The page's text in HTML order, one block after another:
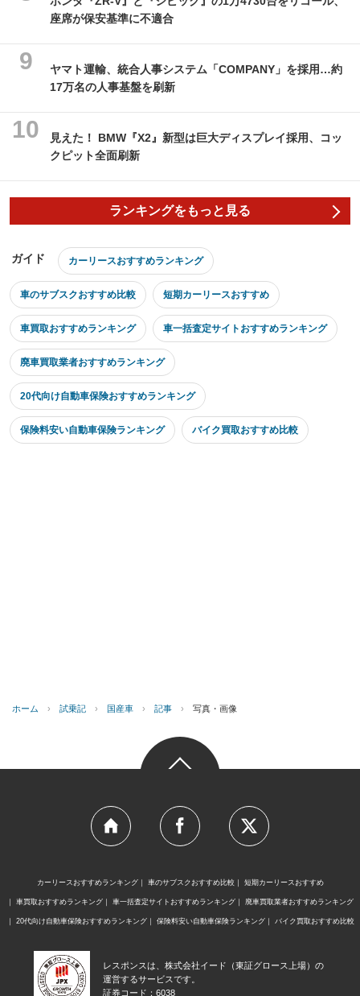
座席が保安基準に不適合
ヤマト運輸、統合人事システム「COMPANY」を採用…約
17万名の人事基盤を刷新
見えた！ BMW『X2』新型は巨大ディスプレイ採用、コッ
クピット全面刷新
ランキングをもっと見る
ガイド カーリースおすすめランキング
車のサブスクおすすめ比較 短期カーリースおすすめ
車買取おすすめランキング 車一括査定サイトおすすめランキング
廃車買取業者おすすめランキング
20代向け自動車保険おすすめランキング
保険料安い自動車保険ランキング バイク買取おすすめ比較
ホーム › 試乗記 › 国産車 › 記事 › 写真・画像
カーリースおすすめランキング 車のサブスクおすすめ比較 短期カーリースおすすめ
車買取おすすめランキング 車一括査定サイトおすすめランキング 廃車買取業者おすすめランキング
20代向け自動車保険おすすめランキング 保険料安い自動車保険ランキング バイク買取おすすめ比較
レスポンスは、株式会社イード（東証グロース上場）の
運営するサービスです。
証券コード：6038